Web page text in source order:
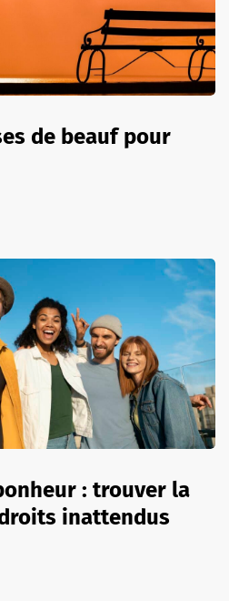
de beauf pour
: trouver la
inattendus